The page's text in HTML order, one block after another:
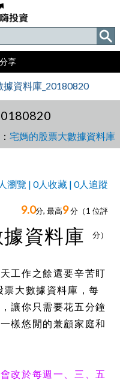
享
資料庫_20180820
宅媽的股票大數據資料庫
瀏覽 | 0人收藏 | 0人追蹤
9.0分, 最高9分（1 位評
分）
資料庫
工作之餘還要辛苦盯
票大數據資料庫，每
讓你只需要花五分鐘
樣悠閒的兼顧家庭和
改於每週一、三、五